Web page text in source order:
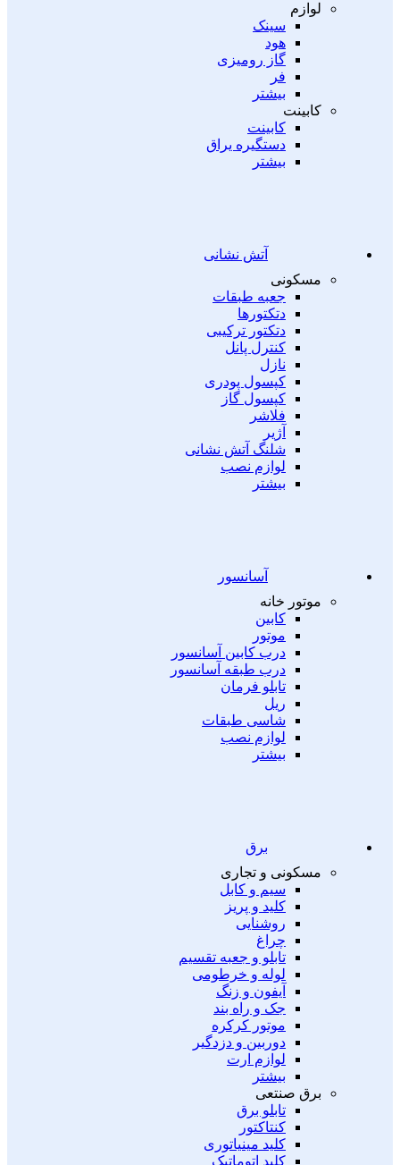
لوازم
سینک
هود
گاز رومیزی
فر
بیشتر
کابینت
کابینت
دستگیره یراق
بیشتر
آتش نشانی
مسکونی
جعبه طبقات
دتکتورها
دتکتور ترکیبی
کنترل پانل
نازل
کپسول پودری
کپسول گاز
فلاشر
آژیر
شلنگ آتش نشانی
لوازم نصب
بیشتر
آسانسور
موتور خانه
کابین
موتور
درب کابین آسانسور
درب طبقه آسانسور
تابلو فرمان
ریل
شاسی طبقات
لوازم نصب
بیشتر
برق
مسکونی و تجاری
سیم و کابل
کلید و پریز
روشنایی
چراغ
تابلو و جعبه تقسیم
لوله و خرطومی
آیفون و زنگ
جک و راه بند
موتور کرکره
دوربین و دزدگیر
لوازم ارت
بیشتر
برق صنتعی
تابلو برق
کنتاکتور
کلید مینیاتوری
کلید اتوماتیک